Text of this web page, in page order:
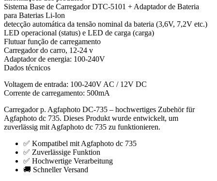
Sistema Base de Carregador DTC-5101 + Adaptador de Bateria
para Baterias Li-Ion
detecção automática da tensão nominal da bateria (3,6V, 7,2V etc.)
LED operacional (status) e LED de carga (carga)
Flutuar função de carregamento
Carregador do carro, 12-24 v
Adaptador de energia: 100-240V
Dados técnicos
Voltagem de entrada: 100-240V AC / 12V DC
Corrente de carregamento: 500mA
Carregador p. Agfaphoto DC-735 – hochwertiges Zubehör für
Agfaphoto dc 735. Dieses Produkt wurde entwickelt, um
zuverlässig mit Agfaphoto dc 735 zu funktionieren.
✅ Kompatibel mit Agfaphoto dc 735
✅ Zuverlässige Funktion
✅ Hochwertige Verarbeitung
🚚 Schneller Versand